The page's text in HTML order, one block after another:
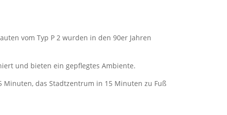
vom Typ P 2 wurden in den 90er Jahren
und bieten ein gepflegtes Ambiente.
das Stadtzentrum in 15 Minuten zu Fuß